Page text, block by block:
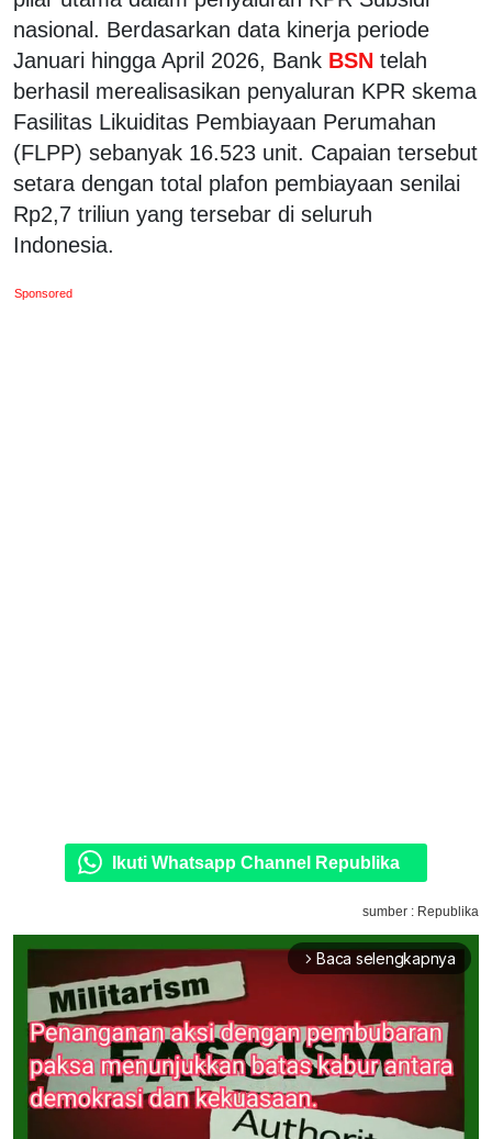
nasional. Berdasarkan data kinerja periode
Januari hingga April 2026, Bank BSN telah
berhasil merealisasikan penyaluran KPR skema
Fasilitas Likuiditas Pembiayaan Perumahan
(FLPP) sebanyak 16.523 unit. Capaian tersebut
setara dengan total plafon pembiayaan senilai
Rp2,7 triliun yang tersebar di seluruh
Indonesia.
Sponsored
Ikuti Whatsapp Channel Republika
sumber : Republika
arrow_forward_ios Baca selengkapnya